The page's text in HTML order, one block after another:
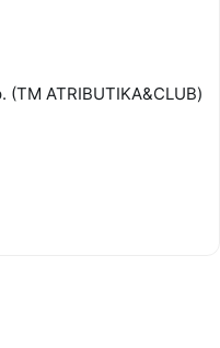
(ТМ ATRIBUTIKA&CLUB)